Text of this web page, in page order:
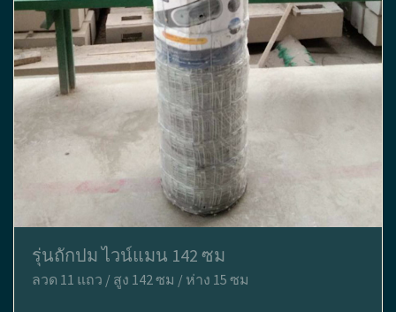
รุ่นถักปม ไวน์แมน 142 ซม
ลวด 11 แถว / สูง 142 ซม / ห่าง 15 ซม